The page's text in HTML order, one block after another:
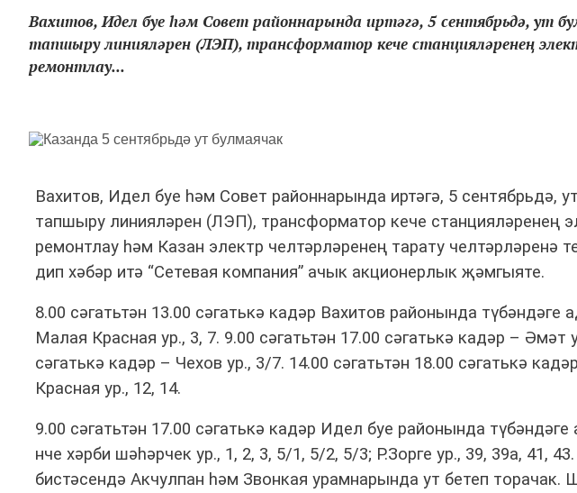
Вахитов, Идел буе һәм Совет районнарында иртәгә, 5 сентябрьдә, ут
тапшыру линияләрен (ЛЭП), трансформатор кече станцияләренең
ремонтлау...
Вахитов, Идел буе һәм Совет районнарында иртәгә, 5 сентябрьдә,
тапшыру линияләрен (ЛЭП), трансформатор кече станцияләренең
ремонтлау һәм Казан электр челтәрләренең тарату челтәрләренә
дип хәбәр итә “Сетевая компания” ачык акционерлык җәмгыяте.
8.00 сәгатьтән 13.00 сәгатькә кадәр Вахитов районында түбәндәге
Малая Красная ур., 3, 7. 9.00 сәгатьтән 17.00 сәгатькә кадәр – Әмәт
сәгатькә кадәр – Чехов ур., 3/7. 14.00 сәгатьтән 18.00 сәгатькә
Красная ур., 12, 14.
9.00 сәгатьтән 17.00 сәгатькә кадәр Идел буе районында
нче хәрби шәһәрчек ур., 1, 2, 3, 5/1, 5/2, 5/3; Р.Зорге ур., 39, 39а, 41,
бистәсендә Акчулпан һәм Звонкая урамнарында ут бетеп